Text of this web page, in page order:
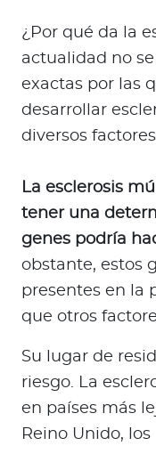
¿Por qué da la
actualidad no
exactas por las
desarrollar
diversos
La esclerosis
tener una
genes podría
obstante, estos
presentes en la
que otros
Su lugar de
riesgo. La
en países más
Reino Unido,